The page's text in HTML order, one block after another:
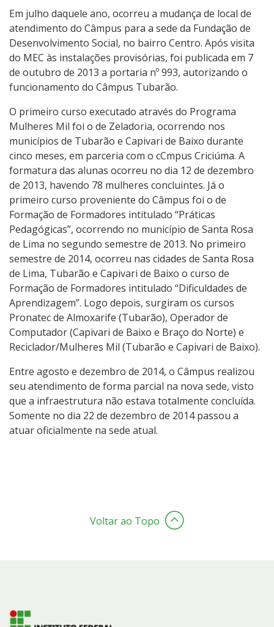
Em julho daquele ano, ocorreu a mudança de local de
atendimento do Câmpus para a sede da Fundação de
Desenvolvimento Social, no bairro Centro. Após visita
do MEC às instalações provisórias, foi publicada em 7
de outubro de 2013 a portaria nº 993, autorizando o
funcionamento do Câmpus Tubarão.
O primeiro curso executado através do Programa
Mulheres Mil foi o de Zeladoria, ocorrendo nos
municípios de Tubarão e Capivari de Baixo durante
cinco meses, em parceria com o cCmpus Criciúma. A
formatura das alunas ocorreu no dia 12 de dezembro
de 2013, havendo 78 mulheres concluintes. Já o
primeiro curso proveniente do Câmpus foi o de
Formação de Formadores intitulado “Práticas
Pedagógicas”, ocorrendo no município de Santa Rosa
de Lima no segundo semestre de 2013. No primeiro
semestre de 2014, ocorreu nas cidades de Santa Rosa
de Lima, Tubarão e Capivari de Baixo o curso de
Formação de Formadores intitulado “Dificuldades de
Aprendizagem”. Logo depois, surgiram os cursos
Pronatec de Almoxarife (Tubarão), Operador de
Computador (Capivari de Baixo e Braço do Norte) e
Reciclador/Mulheres Mil (Tubarão e Capivari de Baixo).
Entre agosto e dezembro de 2014, o Câmpus realizou
seu atendimento de forma parcial na nova sede, visto
que a infraestrutura não estava totalmente concluída.
Somente no dia 22 de dezembro de 2014 passou a
atuar oficialmente na sede atual.
Voltar ao Topo